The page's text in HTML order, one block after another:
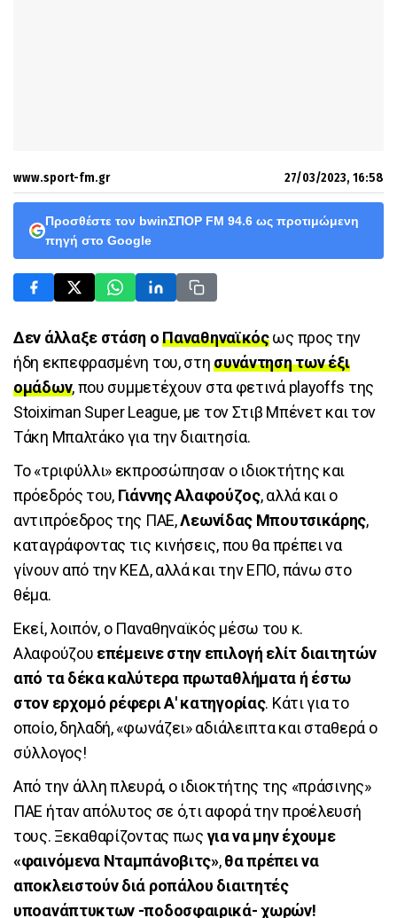
www.sport-fm.gr 27/03/2023, 16:58
Προσθέστε τον bwinΣΠΟΡ FM 94.6 ως προτιμώμενη
πηγή στο Google
Δεν άλλαξε στάση οΠαναθηναϊκόςως προς την
ήδη εκπεφρασμένη του, στησυνάντηση των έξι
ομάδων, που συμμετέχουν στα φετινά playoffs της
Stoiximan Super League, με τον Στιβ Μπένετ και τον
Τάκη Μπαλτάκο για την διαιτησία.
Το «τριφύλλι» εκπροσώπησαν ο ιδιοκτήτης και
πρόεδρός του, Γιάννης Αλαφούζος, αλλά και ο
αντιπρόεδρος της ΠΑΕ,Λεωνίδας Μπουτσικάρης,
καταγράφοντας τις κινήσεις, που θα πρέπει να
γίνουν από την ΚΕΔ, αλλά και την ΕΠΟ, πάνω στο
θέμα.
Εκεί, λοιπόν, ο Παναθηναϊκός μέσω του κ.
Αλαφούζου επέμεινε στην επιλογή ελίτ διαιτητών
από τα δέκα καλύτερα πρωταθλήματα ή έστω
στον ερχομό ρέφερι Α' κατηγορίας. Κάτι για το
οποίο, δηλαδή, «φωνάζει» αδιάλειπτα και σταθερά ο
σύλλογος!
Από την άλλη πλευρά, ο ιδιοκτήτης της «πράσινης»
ΠΑΕ ήταν απόλυτος σε ό,τι αφορά την προέλευσή
τους. Ξεκαθαρίζοντας πως για να μην έχουμε
«φαινόμενα Νταμπάνοβιτς»,θα πρέπει να
αποκλειστούν διά ροπάλου διαιτητές
υποανάπτυκτων -ποδοσφαιρικά- χωρών!